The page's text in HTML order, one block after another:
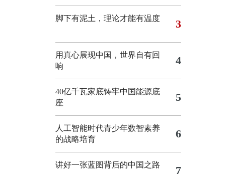
脚下有泥土，理论才能有温度 3
用真心展现中国，世界自有回
响
4
40亿千瓦家底铸牢中国能源底
座
5
人工智能时代青少年数智素养
的战略培育
6
讲好一张蓝图背后的中国之路 7